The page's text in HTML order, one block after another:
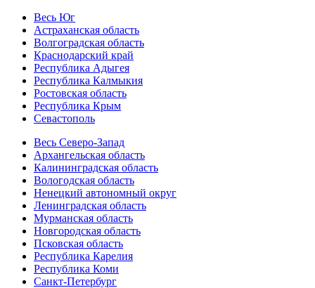
Весь Юг
Астраханская область
Волгоградская область
Краснодарский край
Республика Адыгея
Республика Калмыкия
Ростовская область
Республика Крым
Севастополь
Весь Северо-Запад
Архангельская область
Калининградская область
Вологодская область
Ненецкий автономный округ
Ленинградская область
Мурманская область
Новгородская область
Псковская область
Республика Карелия
Республика Коми
Санкт-Петербург